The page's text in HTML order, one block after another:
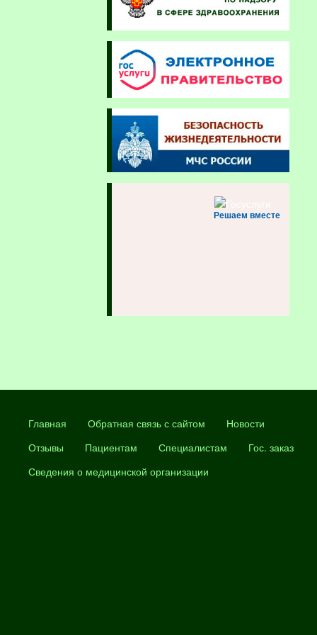
Решаем вместе
Главная Обратная связь с сайтом
Новости
Отзывы
Пациентам Специалистам
Гос. заказ
Сведения о медицинской организации